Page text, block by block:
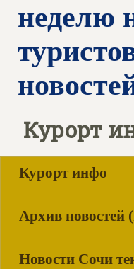
неделю
Курорт
Курорт инфо
Архив новостей
Новости Сочи